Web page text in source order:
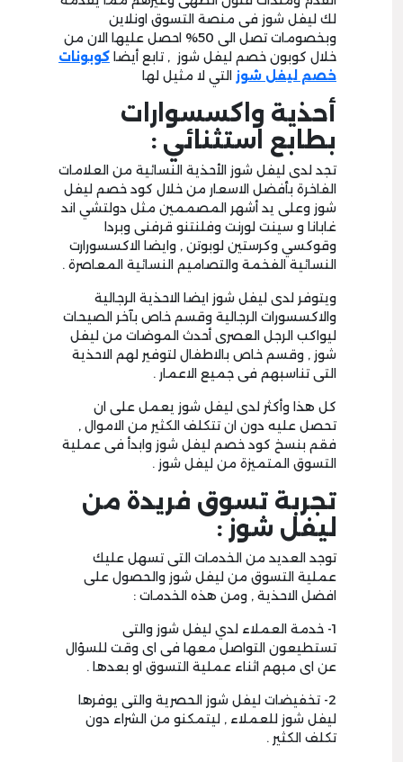
لك ليفل شوز فى منصة التسوق اونلاين
وبخصومات تصل الى 50% احصل عليها الان من
خلال كوبون خصم ليفل شوز , تابع أيضا كوبونات
خصم ليفل شوز التي لا مثيل لها
أحذية واكسسوارات
بطابع استثنائي :
تجد لدى ليفل شوز الأحذية النسائية من العلامات
الفاخرة بأفضل الاسعار من خلال كود خصم ليفل
شوز وعلى يد أشهر المصممين مثل دولتشي اند
غابانا و سينت لورنت وفلنتنو قرفنى وبردا
وقوكسي وكرستين لوبوتن , وايضا الاكسسورارت
النسائية الفخمة والتصاميم النسائية المعاصرة .
ويتوفر لدى ليفل شوز ايضا الاحذية الرجالية
والاكسسورات الرجالية وقسم خاص بآخر الصيحات
ليواكب الرجل العصرى أحدث الموضات من ليفل
شوز , وقسم خاص بالاطفال لتوفير لهم الاحذية
التى تناسبهم فى جميع الاعمار .
كل هذا وأكثر لدى ليفل شوز يعمل على ان
تحصل عليه دون ان تتكلف الكثير من الاموال ,
فقم بنسخ كود خصم ليفل شوز وابدأ فى عملية
التسوق المتميزة من ليفل شوز .
تجربة تسوق فريدة من
ليفل شوز :
توجد العديد من الخدمات التى تسهل عليك
عملية التسوق من ليفل شوز والحصول على
افضل الاحذية , ومن هذه الخدمات :
1- خدمة العملاء لدي ليفل شوز والتى
تستطيعون التواصل معها فى اى وقت للسؤال
عن اى مبهم اثناء عملية التسوق او بعدها .
2- تخفيضات ليفل شوز الحصرية والتى يوفرها
ليفل شوز للعملاء , ليتمكنو من الشراء دون
تكلف الكثير .